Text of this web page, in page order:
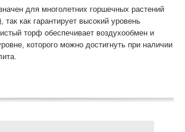
для многолетних горшечных растений
так как гарантирует высокий уровень
торф обеспечивает воздухообмен и
которого можно достигнуть при наличии